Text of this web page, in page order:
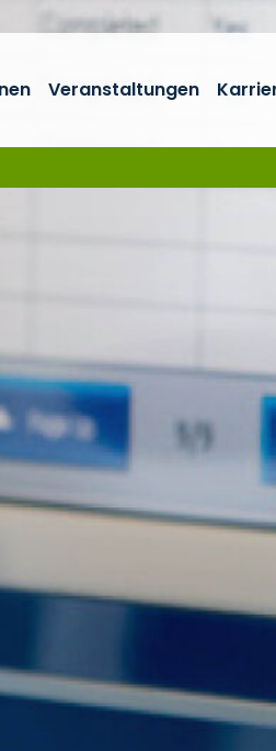
Veranstaltungen